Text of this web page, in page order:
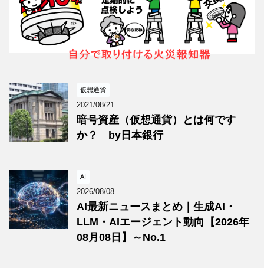
仮想通貨
2021/08/21
暗号資産（仮想通貨）とは何です
か？ by日本銀行
AI
2026/08/08
AI最新ニュースまとめ｜生成AI・
LLM・AIエージェント動向【2026年
08月08日】～No.1